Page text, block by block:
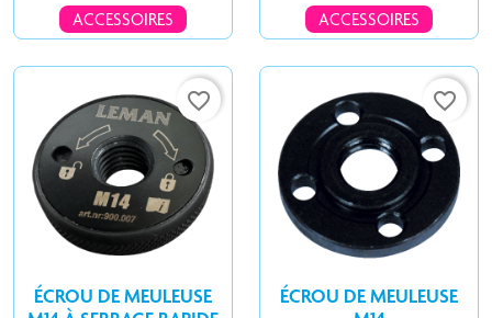
ACCESSOIRES
ACCESSOIRES
favorite_border
ÉCROU DE MEULEUSE
favorite_border
ÉCROU DE MEULEUSE